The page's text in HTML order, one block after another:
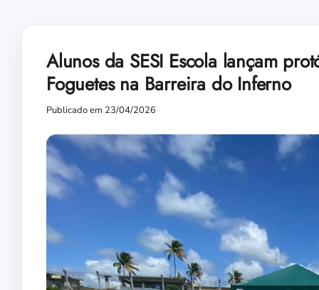
Alunos da SESI Escola lançam
Foguetes na Barreira do Inferno
Publicado em 23/04/2026